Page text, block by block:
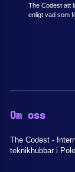
The Codest att
enligt vad som
Om oss
The Codest -
teknikhubbar i